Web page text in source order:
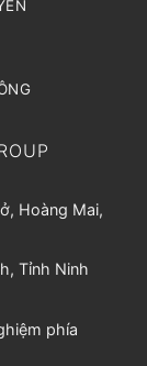
Hoàng Mai,
Tỉnh Ninh
phía